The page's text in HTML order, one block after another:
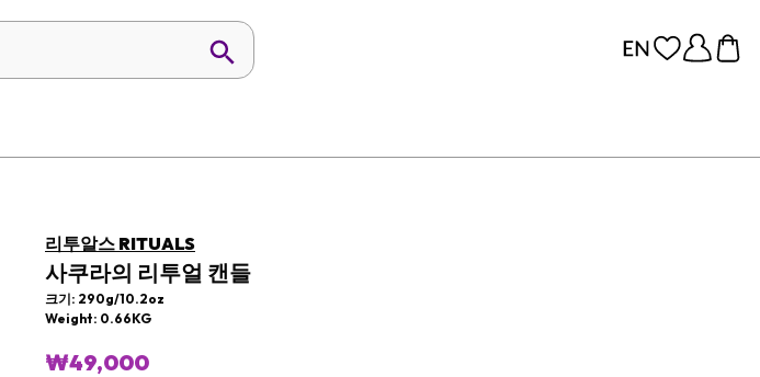
리투알스 RITUALS
사쿠라의 리투얼 캔들
크기: 290g/10.2oz
Weight: 0.66KG
₩49,000